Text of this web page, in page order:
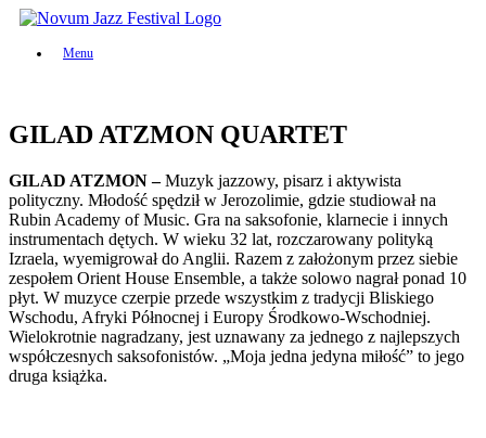
Skip
content
Menu
GILAD ATZMON QUARTET
GILAD ATZMON –Muzyk jazzowy, pisarz i aktywista
polityczny. Młodość spędził w Jerozolimie, gdzie studiował na
Rubin Academy of Music. Gra na saksofonie, klarnecie i innych
instrumentach dętych. W wieku 32 lat, rozczarowany polityką
Izraela, wyemigrował do Anglii. Razem z założonym przez siebie
zespołem Orient House Ensemble, a także solowo nagrał ponad 10
płyt. W muzyce czerpie przede wszystkim z tradycji Bliskiego
Wschodu, Afryki Północnej i Europy Środkowo-Wschodniej.
Wielokrotnie nagradzany, jest uznawany za jednego z najlepszych
współczesnych saksofonistów. „Moja jedna jedyna miłość” to jego
druga książka.